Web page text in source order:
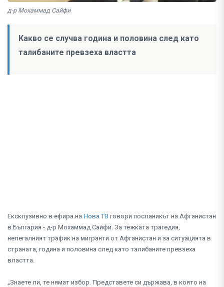
д-р Мохаммад Сайфи
Какво се случва година и половина след като
талибаните превзеха властта
Ексклузивно в ефира на Нова ТВ говори посланикът на Афганистан
в България - д-р Мохаммад Сайфи. За тежката трагедия,
нелегалният трафик на мигранти от Афганистан и за ситуацията в
страната, година и половина след като талибаните превзеха
властта.
„Знаете ли, те нямат избор. Представете си държава, в която на